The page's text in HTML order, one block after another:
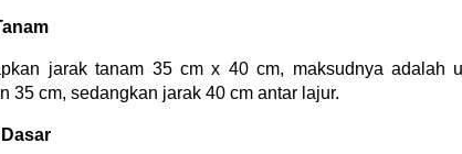
jarak tanam 35 cm x 40 cm, maksudnya adalah
35 cm, sedangkan jarak 40 cm antar lajur.